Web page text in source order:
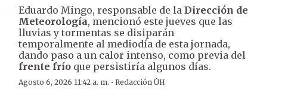
Eduardo Mingo, responsable de la Dirección de
Meteorología, mencionó este jueves que las
lluvias y tormentas se disiparán
temporalmente al mediodía de esta jornada,
dando paso a un calor intenso, como previa del
frente fríoque persistiría algunos días.
Agosto 6, 2026 11:42 a. m. · Redacción ÚH